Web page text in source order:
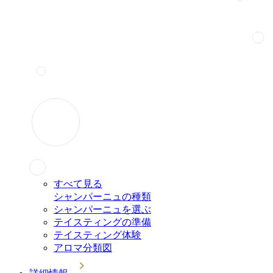
すべて見る
シャンパーニュの種類
シャンパーニュを選ぶ
テイスティングの準備
テイスティング体験
アロマ分類図